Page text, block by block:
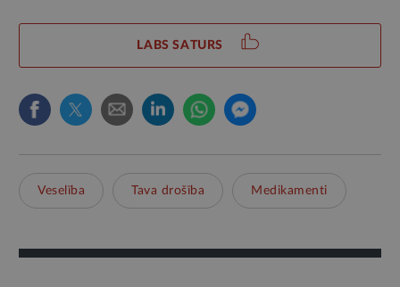
LABS SATURS
Veselība Tava drošība Medikamenti